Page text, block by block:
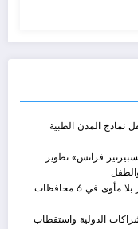
نماذج المدن الطبية
فرانس» تطوير
«التضامن» تواصل تدخلاتها الإنسانية.. إنقاذ كبار بلا مأوى في 6 محافظات
الدولية واستقطاب